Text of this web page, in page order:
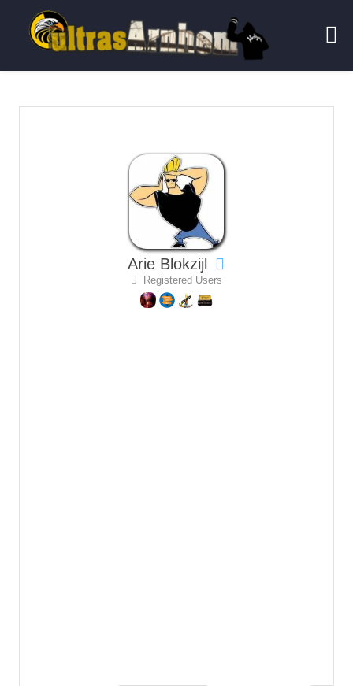
Arie Blokzijl
Registered Users